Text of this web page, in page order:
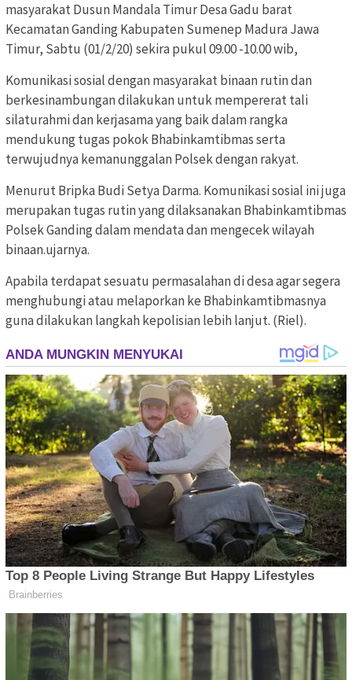
masyarakat Dusun Mandala Timur Desa Gadu barat
Kecamatan Ganding Kabupaten Sumenep Madura Jawa
Timur, Sabtu (01/2/20) sekira pukul 09.00 -10.00 wib,
Komunikasi sosial dengan masyarakat binaan rutin dan
berkesinambungan dilakukan untuk mempererat tali
silaturahmi dan kerjasama yang baik dalam rangka
mendukung tugas pokok Bhabinkamtibmas serta
terwujudnya kemanunggalan Polsek dengan rakyat.
Menurut Bripka Budi Setya Darma. Komunikasi sosial ini juga
merupakan tugas rutin yang dilaksanakan Bhabinkamtibmas
Polsek Ganding dalam mendata dan mengecek wilayah
binaan.ujarnya.
Apabila terdapat sesuatu permasalahan di desa agar segera
menghubungi atau melaporkan ke Bhabinkamtibmasnya
guna dilakukan langkah kepolisian lebih lanjut. (Riel).